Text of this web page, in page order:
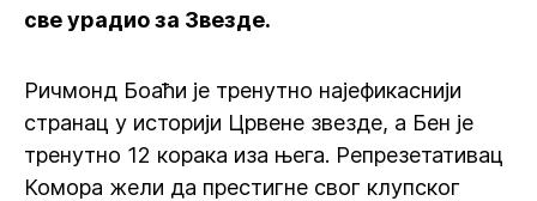
све урадио за Звезде.
Ричмонд Боаћи је тренутно најефикаснији
странац у историји Црвене звезде, а Бен је
тренутно 12 корака иза њега. Репрезетативац
Комора жели да престигне свог клупског